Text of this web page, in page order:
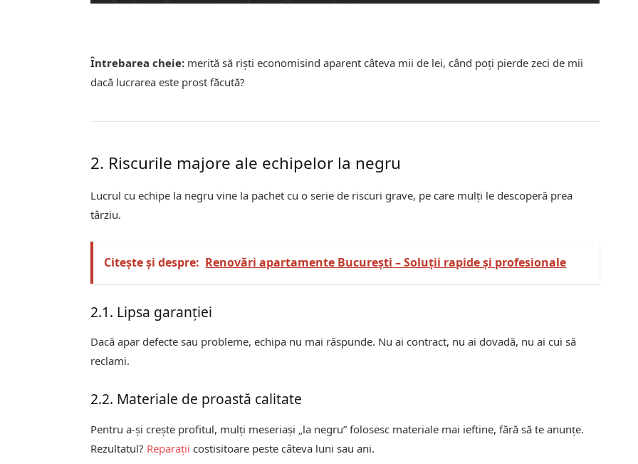
Întrebarea cheie: merită să riști economisind aparent câteva mii de lei, când poți pierde zeci de mii
dacă lucrarea este prost făcută?
2. Riscurile majore ale echipelor la negru
Lucrul cu echipe la negru vine la pachet cu o serie de riscuri grave, pe care mulți le descoperă prea
târziu.
Citește și despre: Renovări apartamente București – Soluții rapide și profesionale
2.1. Lipsa garanției
Dacă apar defecte sau probleme, echipa nu mai răspunde. Nu ai contract, nu ai dovadă, nu ai cui să
reclami.
2.2. Materiale de proastă calitate
Pentru a-și crește profitul, mulți meseriași „la negru” folosesc materiale mai ieftine, fără să te anunțe.
Rezultatul? Reparații costisitoare peste câteva luni sau ani.